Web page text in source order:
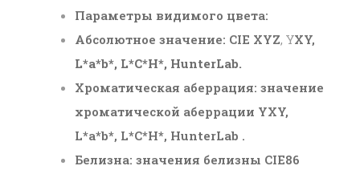
Параметры видимого цвета:
Абсолютное значение: CIE XYZ, YXY,
L*a*b*, L*C*H*, HunterLab.
Хроматическая аберрация: значение
хроматической аберрации YXY,
L*a*b*, L*C*H*, HunterLab .
Белизна: значения белизны CIE86